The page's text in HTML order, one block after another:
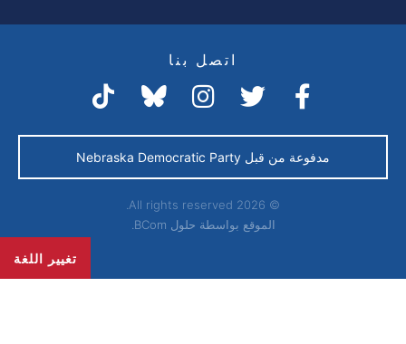
اتصل بنا
مدفوعة من قبل Nebraska Democratic Party
الموقع بواسطة حلول BCom.
تغيير اللغة